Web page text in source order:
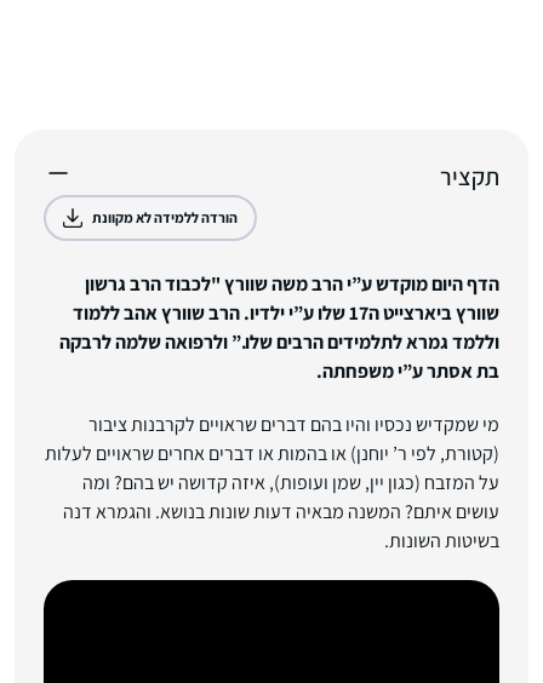
תקציר
הורדה ללמידה לא מקוונת
הדף היום מוקדש ע”י הרב משה שוורץ "לכבוד הרב גרשון
שוורץ ביארצייט ה17 שלו ע”י ילדיו. הרב שוורץ אהב ללמוד
וללמד גמרא לתלמידים הרבים שלו.”ולרפואה שלמה לרבקה
בת אסתר ע”י משפחתה.
מי שמקדיש נכסיו והיו בהם דברים שראויים לקרבנות ציבור
(קטורת, לפי ר’ יוחנן) או בהמות או דברים אחרים שראויים לעלות
על המזבח (כגון יין, שמן ועופות), איזה קדושה יש בהם? ומה
עושים איתם? המשנה מבאיה דעות שונות בנושא. והגמרא דנה
בשיטות השונות.